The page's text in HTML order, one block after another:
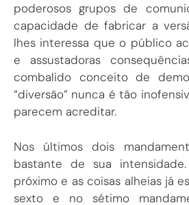
poderosos grupos de
capacidade de fabricar a
lhes interessa que o público
e assustadoras
combalido conceito de
“diversão” nunca é tão
parecem acreditar.
Nos últimos dois
bastante de sua
próximo e as coisas alheias já
sexto e no sétimo